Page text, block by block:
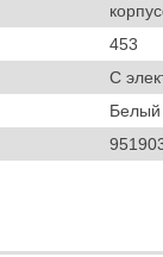
453
С
Белый